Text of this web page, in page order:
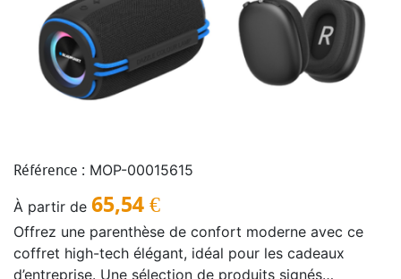
Référence : MOP-00015615
À partir de 65,54 €
Offrez une parenthèse de confort moderne avec ce
coffret high-tech élégant, idéal pour les cadeaux
d’entreprise. Une sélection de produits signés